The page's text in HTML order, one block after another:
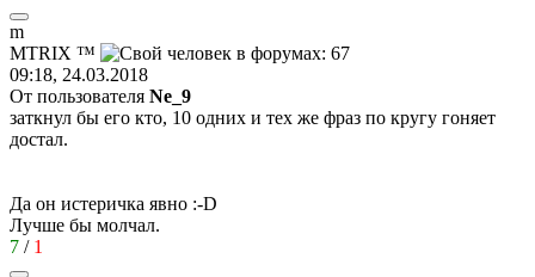
m
MТRIX ™
09:18, 24.03.2018
От пользователя Ne_9
заткнул бы его кто, 10 одних и тех же фраз по кругу гоняет
достал.
Да он истеричка явно :-D
Лучше бы молчал.
7 / 1